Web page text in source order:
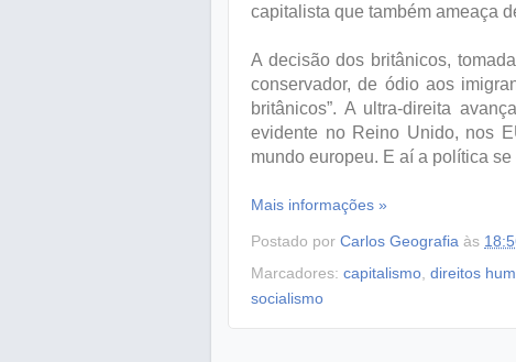
capitalista que também ameaça
A decisão dos britânicos,
conservador, de ódio aos
britânicos”. A ultra-direita
evidente no Reino Unido, nos
mundo europeu. E aí a política
Mais informações »
Postado por Carlos Geografia às
Marcadores: capitalismo, direitos
socialismo